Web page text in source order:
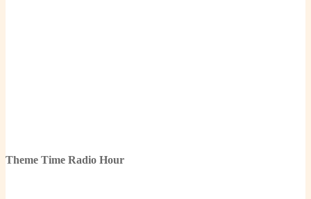
Theme Time Radio Hour